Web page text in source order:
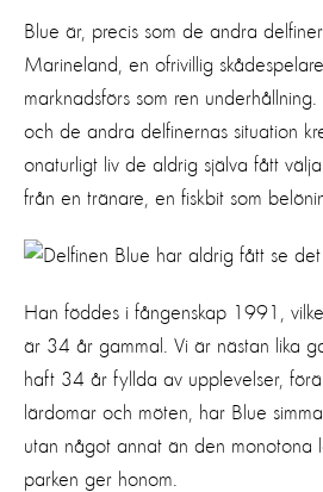
Blue är, precis som de andra
Marineland, en ofrivillig
marknadsförs som ren
och de andra delfinernas situation
onaturligt liv de aldrig själva fått
från en tränare, en fiskbit som
Han föddes i fångenskap 1991,
är 34 år gammal. Vi är nästan lika
haft 34 år fyllda av upplevelser,
lärdomar och möten, har Blue
utan något annat än den monotona
parken ger honom.